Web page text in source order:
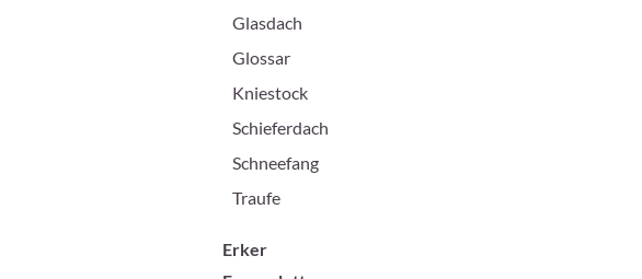
Glasdach
Glossar
Kniestock
Schieferdach
Schneefang
Traufe
Erker